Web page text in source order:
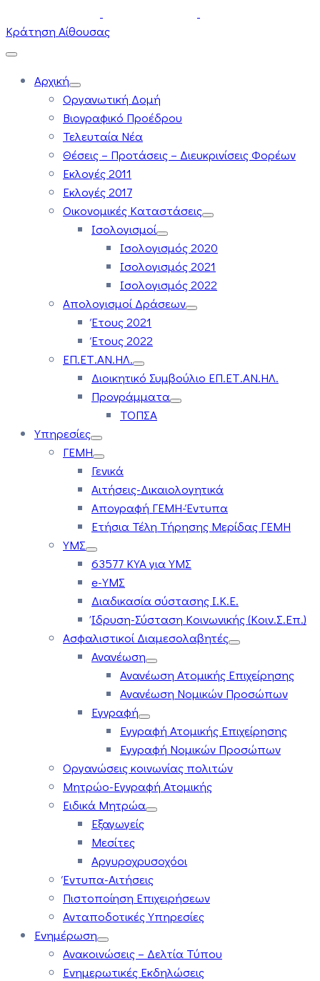
Κράτηση Αίθουσας
Αρχική
Οργανωτική Δομή
Βιογραφικό Προέδρου
Τελευταία Νέα
Θέσεις – Προτάσεις – Διευκρινίσεις Φορέων
Εκλογές 2011
Εκλογές 2017
Οικονομικές Καταστάσεις
Ισολογισμοί
Ισολογισμός 2020
Ισολογισμός 2021
Ισολογισμός 2022
Απολογισμοί Δράσεων
Έτους 2021
Έτους 2022
ΕΠ.ΕΤ.ΑΝ.ΗΛ.
Διοικητικό Συμβούλιο ΕΠ.ΕΤ.ΑΝ.ΗΛ.
Προγράμματα
ΤΟΠΣΑ
Υπηρεσίες
ΓΕΜΗ
Γενικά
Αιτήσεις-Δικαιολογητικά
Απογραφή ΓΕΜΗ-Έντυπα
Ετήσια Τέλη Τήρησης Μερίδας ΓΕΜΗ
ΥΜΣ
63577 ΚΥΑ για ΥΜΣ
e-ΥΜΣ
Διαδικασία σύστασης Ι.Κ.Ε.
Ίδρυση-Σύσταση Κοινωνικής (Κοιν.Σ.Επ.)
Ασφαλιστικοί Διαμεσολαβητές
Ανανέωση
Ανανέωση Ατομικής Επιχείρησης
Ανανέωση Νομικών Προσώπων
Εγγραφή
Εγγραφή Ατομικής Επιχείρησης
Εγγραφή Νομικών Προσώπων
Οργανώσεις κοινωνίας πολιτών
Μητρώο-Εγγραφή Ατομικής
Ειδικά Μητρώα
Εξαγωγείς
Μεσίτες
Αργυροχρυσοχόοι
Έντυπα-Αιτήσεις
Πιστοποίηση Επιχειρήσεων
Ανταποδοτικές Υπηρεσίες
Ενημέρωση
Ανακοινώσεις – Δελτία Τύπου
Ενημερωτικές Εκδηλώσεις